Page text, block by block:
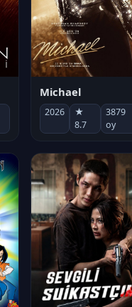
Michael
2026
★
8.7
3879
oy